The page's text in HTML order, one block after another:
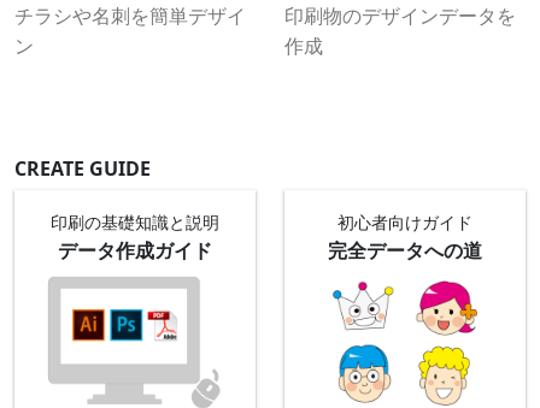
チラシや名刺を簡単デザイ
ン
印刷物のデザインデータを
作成
CREATE GUIDE
印刷の基礎知識と説明
データ作成ガイド
初心者向けガイド
完全データへの道